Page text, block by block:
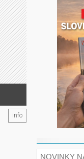
info